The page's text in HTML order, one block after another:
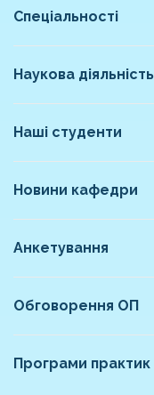
Спеціальності
Наукова діяльність
Наші студенти
Новини кафедри
Анкетування
Обговорення ОП
Програми практик